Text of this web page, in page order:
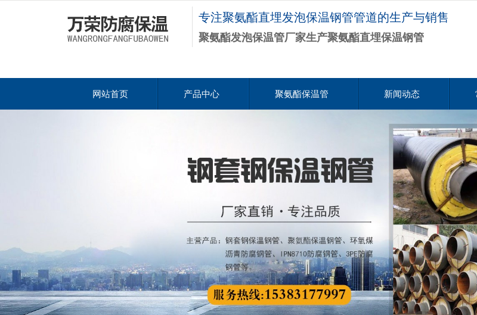
专注聚氨酯直埋发泡保温钢管管道的生产与销售
聚氨酯发泡保温管厂家生产聚氨酯直埋保温钢管
网站首页 产品中心 聚氨酯保温管 新闻动态